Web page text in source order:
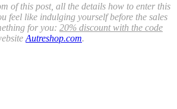
of this post, all the details how to enter this
feel like indulging yourself before the sales
for you: 20% discount with the code
Autreshop.com.